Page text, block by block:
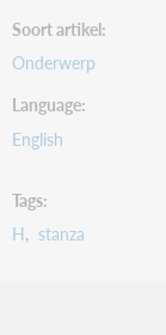
Soort artikel
Onderwerp
Language
English
Tags
H
stanza